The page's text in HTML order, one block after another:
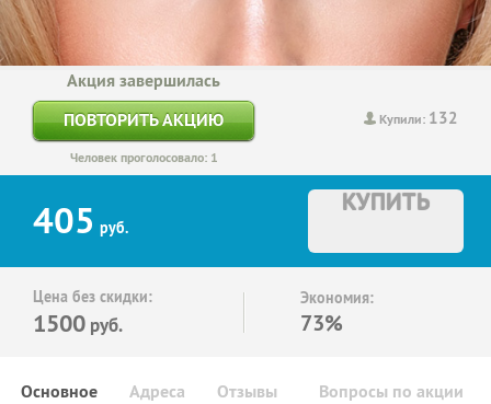
Купили: 132
Акция завершилась
ПОВТОРИТЬ АКЦИЮ
Человек проголосовало: 1
405 руб.
КУПИТЬ
Цена без скидки:
1500 руб.
Экономия:
73%
Основное Отзывы Вопросы по акции
Адреса